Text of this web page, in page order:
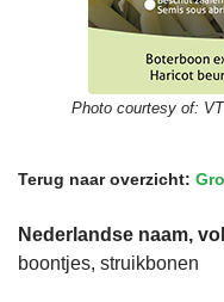
Photo courtesy of:
Terug naar overzicht:
Nederlandse naam,
boontjes, struikbonen